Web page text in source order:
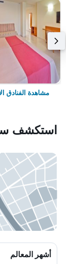
مشاهدة الفنادق
استكشف
أشهر المعالم